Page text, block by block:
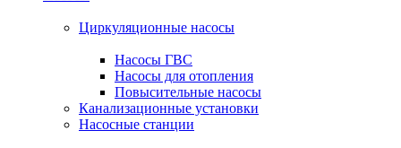
Циркуляционные насосы
Насосы ГВС
Насосы для отопления
Повысительные насосы
Канализационные установки
Насосные станции